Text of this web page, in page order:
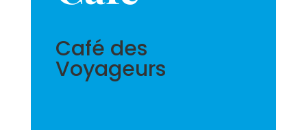
Café des
Voyageurs